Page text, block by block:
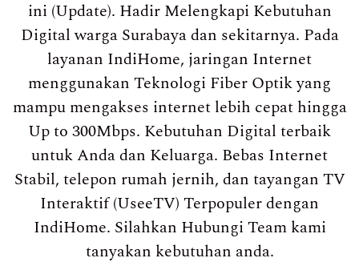
ini (Update). Hadir Melengkapi Kebutuhan
Digital warga Surabaya dan sekitarnya. Pada
layanan IndiHome, jaringan Internet
menggunakan Teknologi Fiber Optik yang
mampu mengakses internet lebih cepat hingga
Up to 300Mbps. Kebutuhan Digital terbaik
untuk Anda dan Keluarga. Bebas Internet
Stabil, telepon rumah jernih, dan tayangan TV
Interaktif (UseeTV) Terpopuler dengan
IndiHome. Silahkan Hubungi Team kami
tanyakan kebutuhan anda.